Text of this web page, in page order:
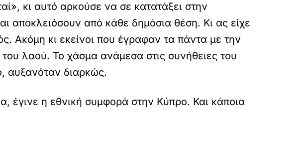
κι αυτό αρκούσε να σε κατατάξει στην
από κάθε δημόσια θέση. Κι ας είχε
Ακόμη κι εκείνοι που έγραφαν τα πάντα με την
λαού. Το χάσμα ανάμεσα στις συνήθειες του
αυξανόταν διαρκώς.
έγινε η εθνική συμφορά στην Κύπρο. Και κάποια